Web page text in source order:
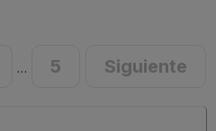
… 5 Siguiente